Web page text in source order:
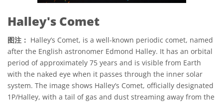
Halley's Comet
图注： Halley’s Comet, is a well-known periodic comet, named
after the English astronomer Edmond Halley. It has an orbital
period of approximately 75 years and is visible from Earth
with the naked eye when it passes through the inner solar
system. The image shows Halley’s Comet, officially designated
1P/Halley, with a tail of gas and dust streaming away from the